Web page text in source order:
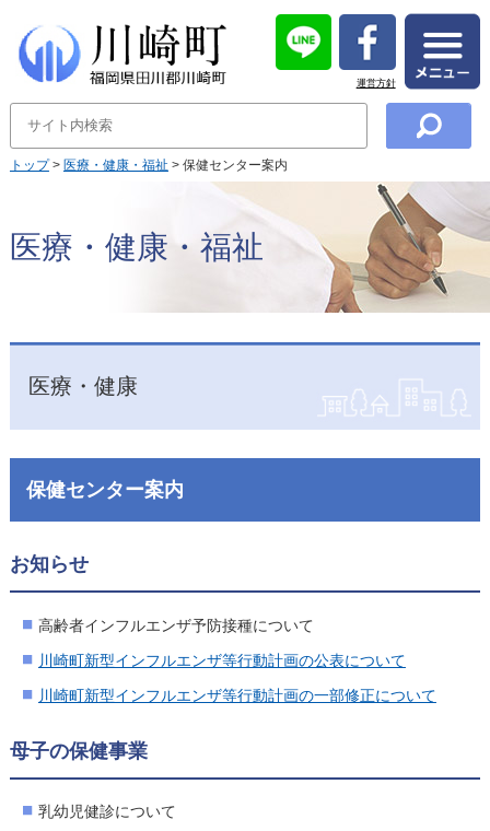
運営方針
トップ> 医療・健康・福祉 > 保健センター案内
医療・健康・福祉
医療・健康
保健センター案内
お知らせ
高齢者インフルエンザ予防接種について
川崎町新型インフルエンザ等行動計画の公表について
川崎町新型インフルエンザ等行動計画の一部修正について
母子の保健事業
乳幼児健診について